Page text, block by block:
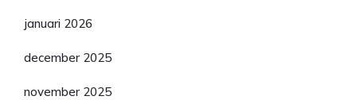
januari 2026
december 2025
november 2025